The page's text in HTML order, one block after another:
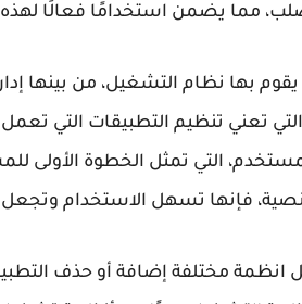
مما يضمن استخدامًا فعالًا لهذه
يقوم بها نظام التشغيل، من بينها
والتي تعني تنظيم التطبيقات التي
التي تمثل الخطوة الأولى
فإنها تسهل الاستخدام
انظمة مختلفة إضافة أو حذف